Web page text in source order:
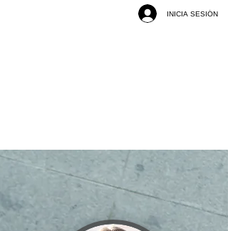
INICIA SESIÓN